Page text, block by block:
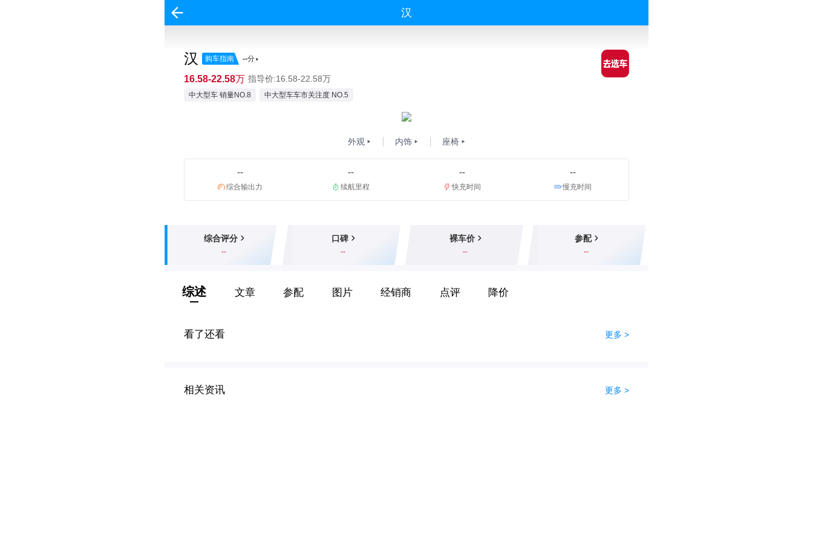
汉
汉 购车指南 --分
16.58-22.58万 指导价:16.58-22.58万
中大型车 销量NO.8 中大型车车市关注度 NO.5
外观 内饰 座椅
--
综合输出力
--
续航里程
--
快充时间
--
慢充时间
综合评分
--
口碑
--
裸车价
--
参配
--
综述 文章 参配 图片 经销商 点评 降价
看了还看 更多 >
相关资讯 更多 >